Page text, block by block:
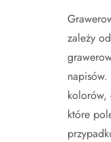
zależy
kolorów,
które